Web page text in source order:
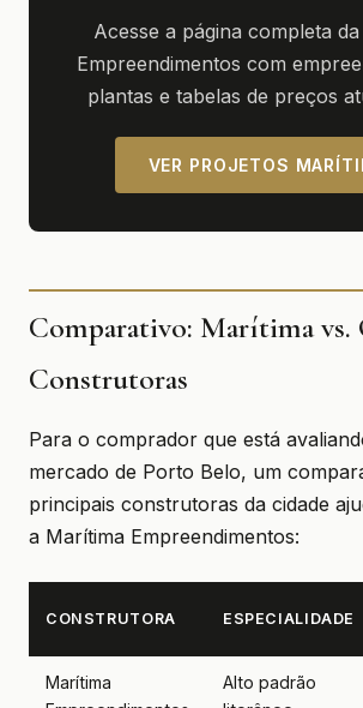
Acesse a página completa
Empreendimentos com
plantas e tabelas de preços
VER PROJETOS
Comparativo: Marítima vs.
Construtoras
Para o comprador que está
mercado de Porto Belo, um
principais construtoras da cidade
a Marítima Empreendimentos:
CONSTRUTORA ESPECIALIDADE
Marítima
Alto padrão